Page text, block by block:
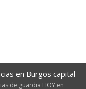
en Burgos capital
de guardia HOY en